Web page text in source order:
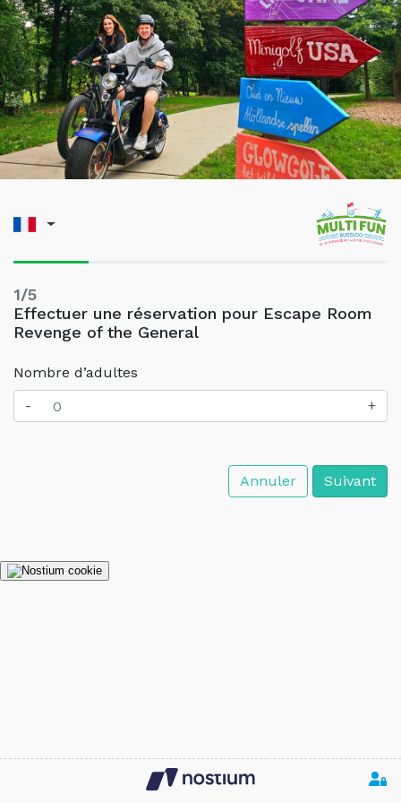
1/5
Effectuer une réservation pour Escape Room
Revenge of the General
Nombre d’adultes
-
+
Annuler Suivant